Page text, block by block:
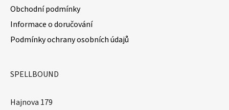
Obchodní podmínky
Informace o doručování
Podmínky ochrany osobních údajů
SPELLBOUND
Hajnova 179